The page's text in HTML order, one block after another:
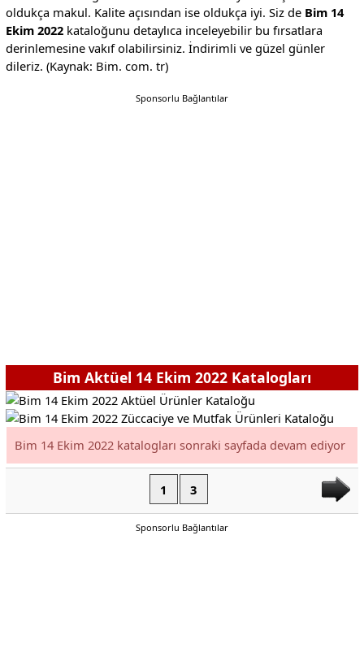
oldukça makul. Kalite açısından ise oldukça iyi. Siz de Bim 14
Ekim 2022kataloğunu detaylıca inceleyebilir bu fırsatlara
derinlemesine vakıf olabilirsiniz. İndirimli ve güzel günler
dileriz. (Kaynak: Bim. com. tr)
Sponsorlu Bağlantılar
Bim Aktüel 14 Ekim 2022 Katalogları
Bim 14 Ekim 2022 katalogları sonraki sayfada devam ediyor
1 3
Sponsorlu Bağlantılar